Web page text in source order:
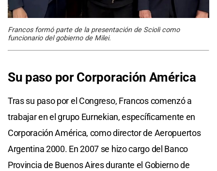
Francos formó parte de la presentación de Scioli como
funcionario del gobierno de Milei.
Su paso por Corporación América
Tras su paso por el Congreso, Francos comenzó a
trabajar en el grupo Eurnekian, específicamente en
Corporación América, como director de Aeropuertos
Argentina 2000. En 2007 se hizo cargo del Banco
Provincia de Buenos Aires durante el Gobierno de